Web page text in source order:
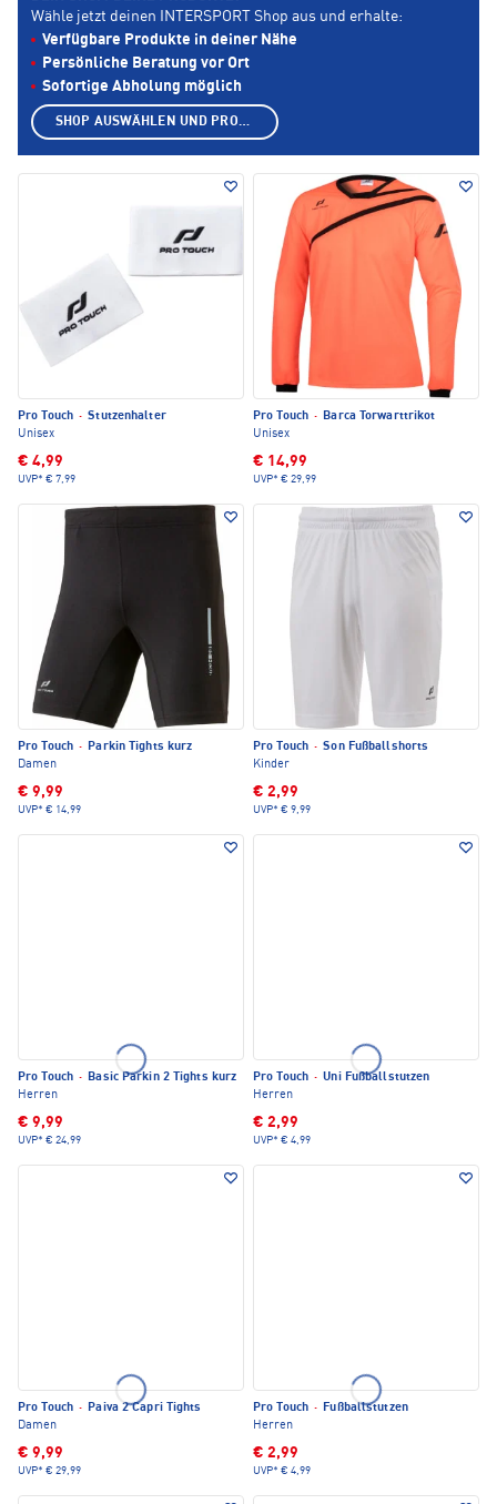
Pro Touch · Stutzenhalter
Unisex
€ 4,99
UVP* € 7,99
Pro Touch · Barca Torwarttrikot
Unisex
€ 14,99
UVP* € 29,99
Pro Touch · Parkin Tights kurz
Damen
€ 9,99
UVP* € 14,99
Pro Touch · Son Fußballshorts
Kinder
€ 2,99
UVP* € 9,99
Pro Touch · Basic Parkin 2 Tights kurz
Herren
€ 9,99
UVP* € 24,99
Pro Touch · Uni Fußballstutzen
Herren
€ 2,99
UVP* € 4,99
Pro Touch · Paiva 2 Capri Tights
Damen
€ 9,99
UVP* € 29,99
Pro Touch · Fußballstutzen
Herren
€ 2,99
UVP* € 4,99
Wähle jetzt deinen INTERSPORT Shop aus und erhalte:
Verfügbare Produkte in deiner Nähe
Persönliche Beratung vor Ort
Sofortige Abholung möglich
SHOP AUSWÄHLEN UND PRODUKTE ANZEIGEN